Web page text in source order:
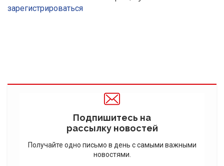
зарегистрироваться
Подпишитесь на
рассылку новостей
Получайте одно письмо в день с самыми важными
новостями.